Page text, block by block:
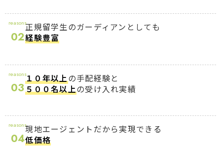
reasons
02
正規留学生のガーディアンとしても
経験豊富
reasons
03
１０年以上 の手配経験と
５００名以上の受け入れ実績
reasons
04
現地エージェントだから実現できる
低価格